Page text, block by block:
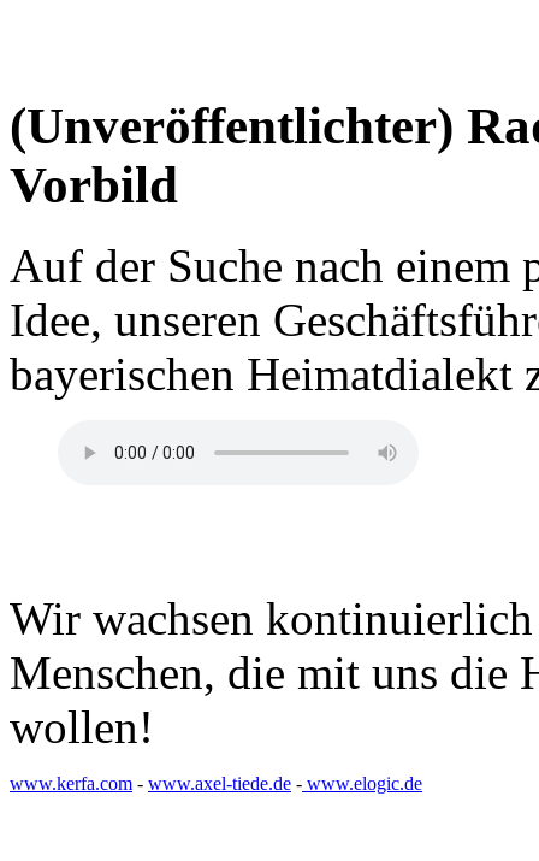
(Unveröffentlichter)
Vorbild
Auf der Suche nach
Idee, unseren
bayerischen Heimatdialekt
Wir wachsen
Menschen, die mit uns die
wollen!
www.kerfa.com - www.axel-tiede.de - www.elogic.de